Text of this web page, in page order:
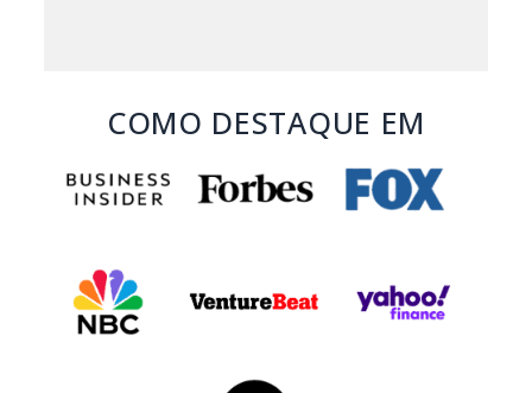
COMO DESTAQUE EM